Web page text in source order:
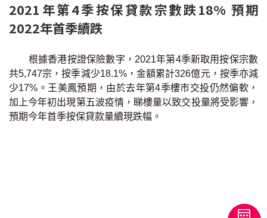
2021年第4季按保貸款宗數跌18% 預期
2022年首季續跌
根據香港按證保險數字，2021年第4季新取用按保宗數
共5,747宗，按季減少18.1%，金額累計326億元，按季亦減
少17%。王美鳳預期，由於去年第4季樓市交投仍然偏軟，
加上今年初出現第五波疫情，睇樓量以致交投量將受影響，
預期今年首季按保貸款量續現跌幅。